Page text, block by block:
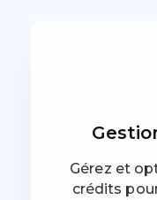
Gérez et
crédits